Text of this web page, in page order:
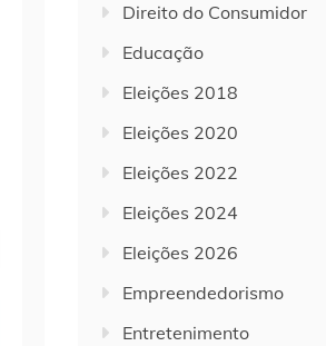
Direito do Consumidor
Educação
Eleições 2018
Eleições 2020
Eleições 2022
Eleições 2024
Eleições 2026
Empreendedorismo
Entretenimento